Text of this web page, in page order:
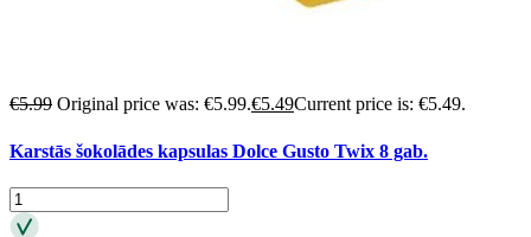
€5.99 Original price was: €5.99.€5.49Current price is: €5.49.
Karstās šokolādes kapsulas Dolce Gusto Twix 8 gab.